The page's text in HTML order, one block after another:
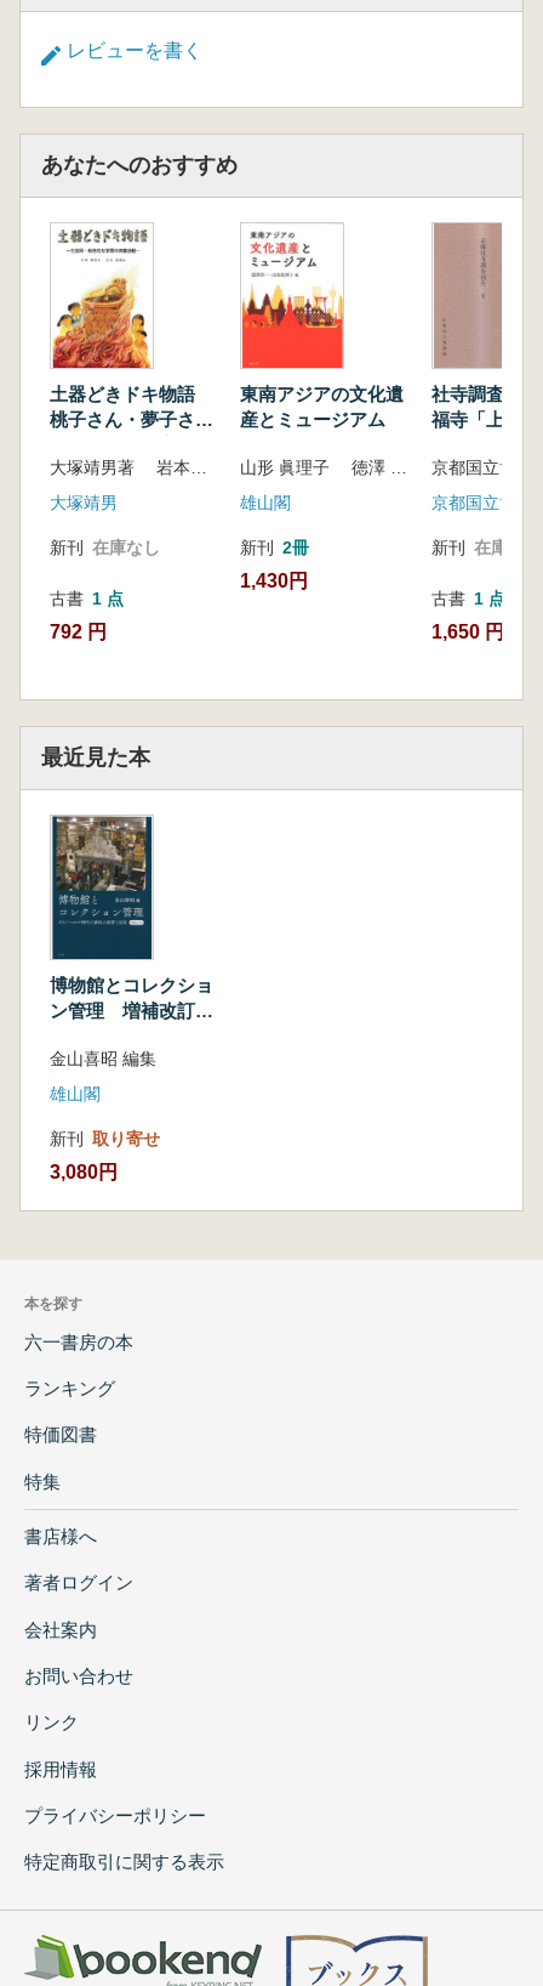
レビューを書く
あなたへのおすすめ
土器どきドキ物語
桃子さん・夢子さ
の体験活動
大塚靖男
新刊 在庫なし
古書 1 点
792 円
東南アジアの文化遺
産とミュージアム
雄山閣
新刊 2冊
1,430円
社寺調査報
福寺「上」
京都国立博
京都国立博物
新刊 在庫なし
古書 1 点
1,650 円
最近見た本
博物館とコレクショ
ン管理 増補改訂版
代の資料の保管と活
用
金山喜昭 編集
雄山閣
新刊 取り寄せ
3,080円
本を探す
六一書房の本
ランキング
特価図書
特集
書店様へ
著者ログイン
会社案内
お問い合わせ
リンク
採用情報
プライバシーポリシー
特定商取引に関する表示